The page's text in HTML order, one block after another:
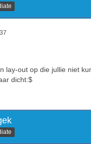
lay-out op die jullie niet
dicht:$